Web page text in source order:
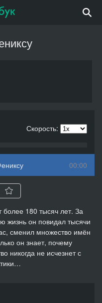
Скорость:
00:00
более 180 тысяч лет. За
жизнь он повидал тысячи
сменил множество имён
он знает, почему
никогда не исчезнет с